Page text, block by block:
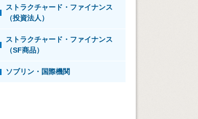
ストラクチャード・ファイナンス
（投資法人）
ストラクチャード・ファイナンス
（SF商品）
ソブリン・国際機関